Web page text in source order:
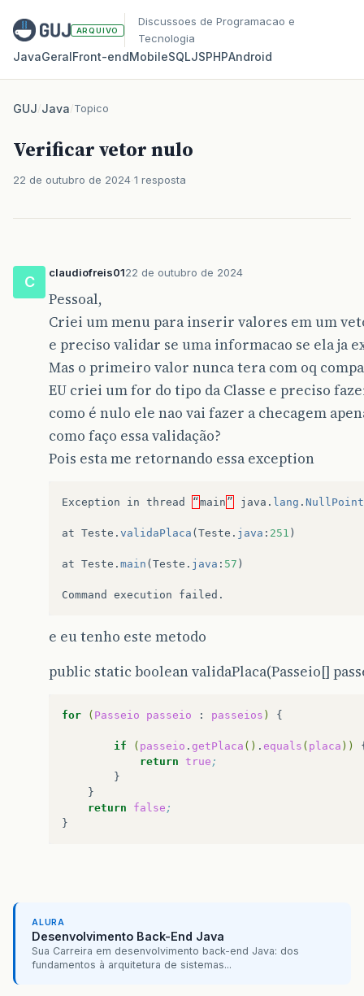
ARQUIVO
Discussoes de Programacao e
Tecnologia
JavaGeralFront‑endMobileSQLJSPHPAndroid
GUJ/Java/Topico
Verificar vetor nulo
22 de outubro de 2024 1 resposta
C
claudiofreis0122 de outubro de 2024
Pessoal,
Criei um menu para inserir valores em um
e preciso validar se uma informacao se ela ja
Mas o primeiro valor nunca tera com oq
EU criei um for do tipo da Classe e preciso
como é nulo ele nao vai fazer a checagem
como faço essa validação?
Pois esta me retornando essa exception
Exception in thread “ main ” java . lang .
at Teste . validaPlaca ( Teste . java : 251 )
at Teste . main ( Teste . java : 57 )
Command execution failed .
e eu tenho este metodo
public static boolean validaPlaca(Passeio[]
for ( Passeio passeio : passeios )
if ( passeio . getPlaca () . equals ( placa ))
return true ;
return
false ;
ALURA
Desenvolvimento Back-End Java
Sua Carreira em desenvolvimento back-end Java: dos
fundamentos à arquitetura de sistemas...